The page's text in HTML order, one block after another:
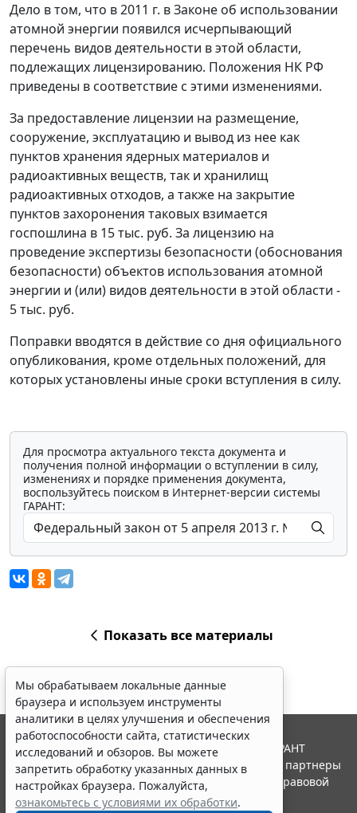
Дело в том, что в 2011 г. в Законе об использовании
атомной энергии появился исчерпывающий
перечень видов деятельности в этой области,
подлежащих лицензированию. Положения НК РФ
приведены в соответствие с этими изменениями.
За предоставление лицензии на размещение,
сооружение, эксплуатацию и вывод из нее как
пунктов хранения ядерных материалов и
радиоактивных веществ, так и хранилищ
радиоактивных отходов, а также на закрытие
пунктов захоронения таковых взимается
госпошлина в 15 тыс. руб. За лицензию на
проведение экспертизы безопасности (обоснования
безопасности) объектов использования атомной
энергии и (или) видов деятельности в этой области -
5 тыс. руб.
Поправки вводятся в действие со дня официального
опубликования, кроме отдельных положений, для
которых установлены иные сроки вступления в силу.
Для просмотра актуального текста документа и
получения полной информации о вступлении в силу,
изменениях и порядке применения документа,
воспользуйтесь поиском в Интернет-версии системы
ГАРАНТ:
Показать все материалы
Мы обрабатываем локальные данные
браузера и используем инструменты
аналитики в целях улучшения и обеспечения
работоспособности сайта, статистических
исследований и обзоров. Вы можете
запретить обработку указанных данных в
настройках браузера. Пожалуйста,
ознакомьтесь с условиями их обработки.
© ООО "НПП "ГАРАНТ-СЕРВИС", 2026. Система ГАРАНТ
выпускается с 1990 года. Компания "Гарант" и ее партнеры
являются участниками Российской ассоциации правовой
информации ГАРАНТ.